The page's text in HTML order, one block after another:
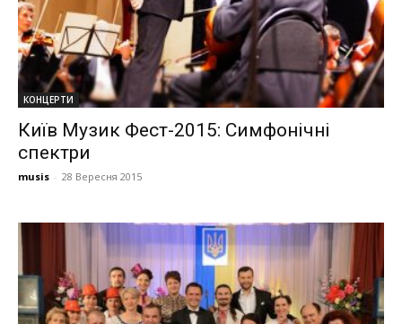
КОНЦЕРТИ
Київ Музик Фест-2015: Симфонічні
спектри
musis - 28 Вересня 2015